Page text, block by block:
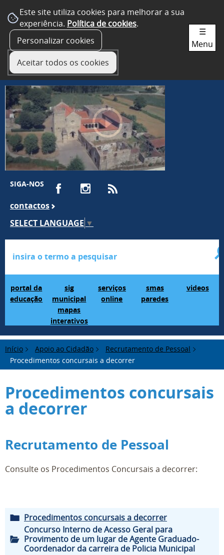
Este site utiliza cookies para melhorar a sua
experiência. Política de cookies.
Personalizar cookies
Aceitar todos os cookies
SIGA-NOS
contactos
SELECT LANGUAGE ▼
portal da
educação
sig
municipal
mapas
interativos
serviços
online
smas
paredes
videos
☰
Menu
Início Apoio ao Cidadão
Recrutamento de Pessoal
Procedimentos concursais a decorrer
Procedimentos concursais
a decorrer
Recrutamento de Pessoal
Consulte os Procedimentos Concursais a decorrer:
Procedimentos concursais a decorrer
Concurso Interno de Acesso Geral para
Provimento de um lugar de Agente Graduado-
Coordenador da carreira de Policia Municipal